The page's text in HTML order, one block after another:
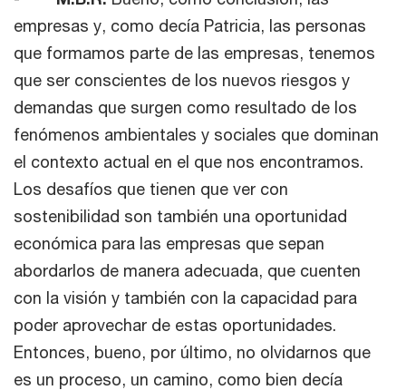
empresas y, como decía Patricia, las personas
que formamos parte de las empresas, tenemos
que ser conscientes de los nuevos riesgos y
demandas que surgen como resultado de los
fenómenos ambientales y sociales que dominan
el contexto actual en el que nos encontramos.
Los desafíos que tienen que ver con
sostenibilidad son también una oportunidad
económica para las empresas que sepan
abordarlos de manera adecuada, que cuenten
con la visión y también con la capacidad para
poder aprovechar de estas oportunidades.
Entonces, bueno, por último, no olvidarnos que
es un proceso, un camino, como bien decía